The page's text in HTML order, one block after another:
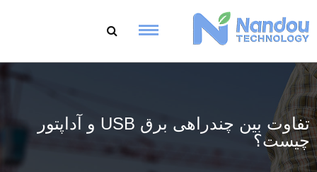
تفاوت بین چندراهی برق USB و آداپتور
چیست؟